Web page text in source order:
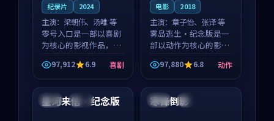
纪录片 2024
主演： 梁朝伟、汤唯 等
零号入口是一部以喜剧
为核心的影视作品，围
绕危机、反转与人物成
长展开，整体节奏紧
凑，值得推荐观看。
97,912 6.9 喜剧
电影 2018
主演： 章子怡、张译 等
雾岛逃生·纪念版是一
部以动作为核心的影视
作品，围绕危机、反转
与人物成长展开，整体
节奏紧凑，值得推荐观
看。
97,880 6.8 动作
日本 完结
星河来信·纪念版 美国 高分
寒锋倒影